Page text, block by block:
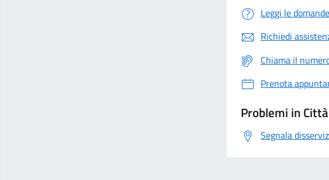
Leggi le
Richiedi
Chiama il
Prenota
Problemi in Città
Segnala